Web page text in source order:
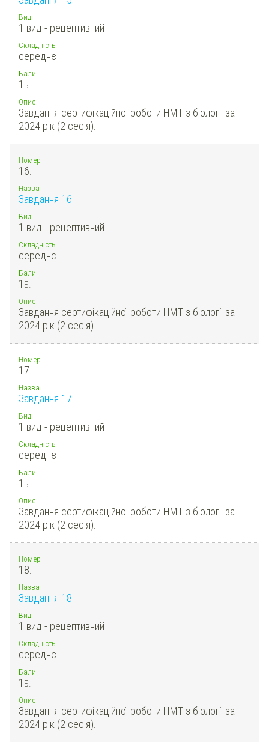
Вид
1 вид - рецептивний
Складність
середнє
Бали
1 Б.
Опис
Завдання сертифікаційної роботи НМТ з біології за
2024 рік (2 сесія).
Номер
16.
Назва
Завдання 16
Вид
1 вид - рецептивний
Складність
середнє
Бали
1 Б.
Опис
Завдання сертифікаційної роботи НМТ з біології за
2024 рік (2 сесія).
Номер
17.
Назва
Завдання 17
Вид
1 вид - рецептивний
Складність
середнє
Бали
1 Б.
Опис
Завдання сертифікаційної роботи НМТ з біології за
2024 рік (2 сесія).
Номер
18.
Назва
Завдання 18
Вид
1 вид - рецептивний
Складність
середнє
Бали
1 Б.
Опис
Завдання сертифікаційної роботи НМТ з біології за
2024 рік (2 сесія).